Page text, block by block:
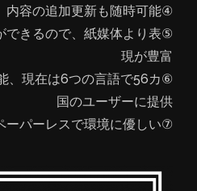
④販売期間が永久的、内容の追加更新も随時可能
できるので、紙媒体より表
現が豊富
、現在は6つの言語で56カ
国のユーザーに提供
⑦ペーパーレスで環境に優しい